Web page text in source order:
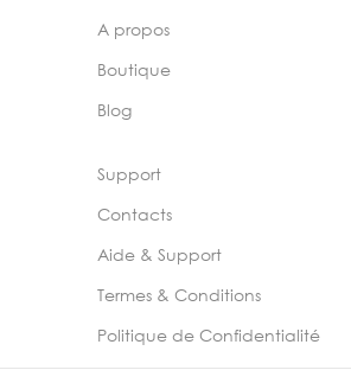
A propos
Boutique
Blog
Support
Contacts
Aide & Support
Termes & Conditions
Politique de Confidentialité